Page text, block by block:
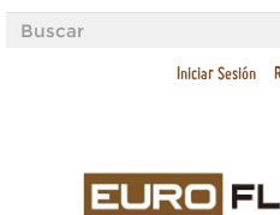
Iniciar Sesión